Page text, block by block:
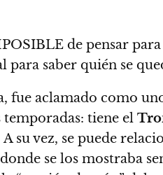
de pensar
saber quién se
fue aclamado como
tiene el
A su vez, se puede
se los mostraba